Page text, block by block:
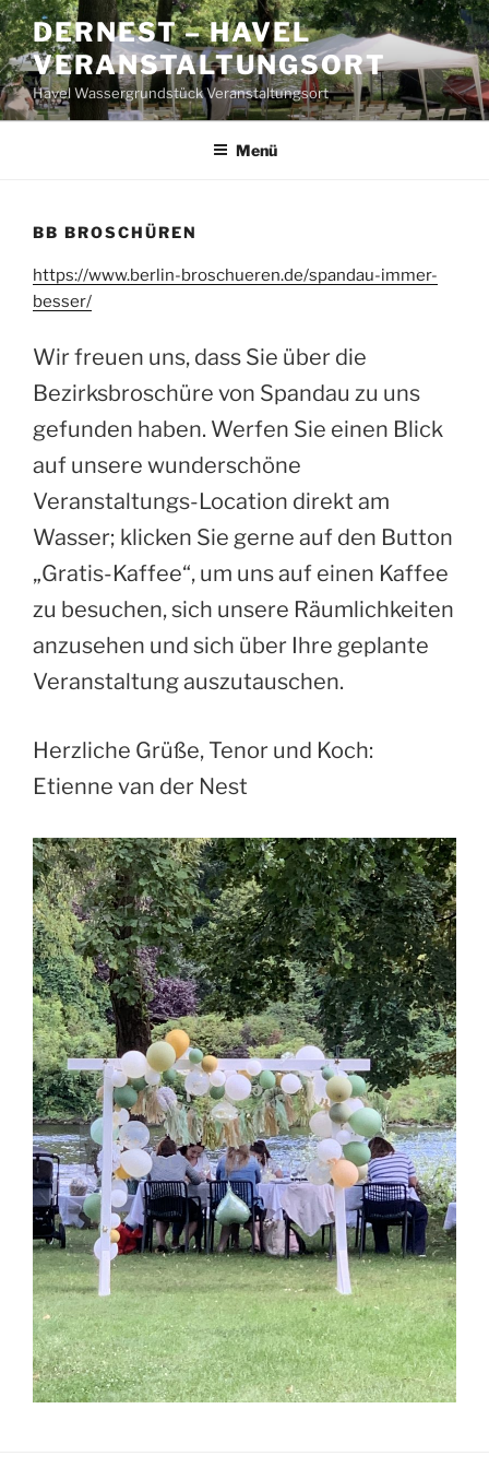
Zum
Inhalt
springen
DERNEST – HAVEL
VERANSTALTUNGSORT
Havel Wassergrundstück Veranstaltungsort
Menü
BB BROSCHÜREN
https://www.berlin-broschueren.de/spandau-immer-
besser/
Wir freuen uns, dass Sie über die
Bezirksbroschüre von Spandau zu uns
gefunden haben. Werfen Sie einen Blick
auf unsere wunderschöne
Veranstaltungs-Location direkt am
Wasser; klicken Sie gerne auf den Button
„Gratis-Kaffee“, um uns auf einen Kaffee
zu besuchen, sich unsere Räumlichkeiten
anzusehen und sich über Ihre geplante
Veranstaltung auszutauschen.
Herzliche Grüße, Tenor und Koch:
Etienne van der Nest